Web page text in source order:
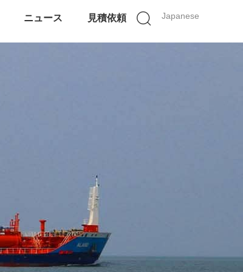
Japanese
ニュース 見積依頼